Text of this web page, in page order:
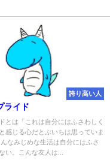
誇り高い人
ライド
とは「これは自分にはふさわしく
感じる心だとぶいちは思っていま
なみじめな生活は自分にはふさ
い。こんな友人は...